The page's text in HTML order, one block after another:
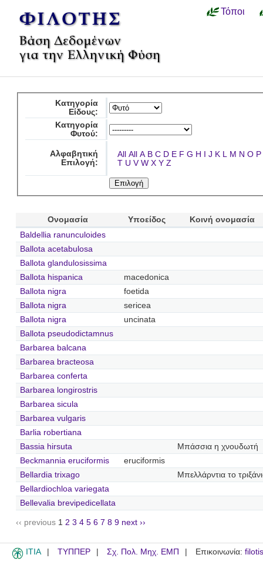
Τόποι
Κατηγορία
Είδους:
Κατηγορία
Φυτού:
Αλφαβητική
Επιλογή:
All All A B C D E F G H I J K L M N O P
T U V W X Y Z
Ονομασία Υποείδος
Κοινή ονομασία
Baldellia ranunculoides
Ballota acetabulosa
Ballota glandulosissima
Ballota hispanica
macedonica
Ballota nigra
foetida
Ballota nigra
sericea
Ballota nigra
uncinata
Ballota pseudodictamnus
Barbarea balcana
Barbarea bracteosa
Barbarea conferta
Barbarea longirostris
Barbarea sicula
Barbarea vulgaris
Barlia robertiana
Bassia hirsuta
Μπάσσια η χνουδωτή
Beckmannia eruciformis
eruciformis
Bellardia trixago
Μπελλάρντια το
Bellardiochloa variegata
Bellevalia brevipedicellata
‹‹ previous 1 2 3 4 5 6 7 8 9 next ››
ITIA ΤΥΠΠΕΡ Σχ. Πολ. Μηχ. ΕΜΠ Επικοινωνία: